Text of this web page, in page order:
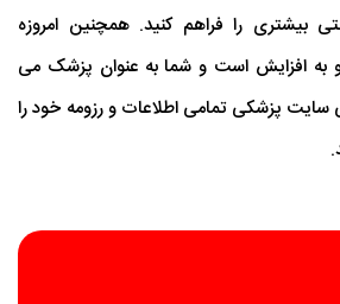
بیشتری را فراهم کنید. همچنین امروزه
به افزایش است و شما به عنوان پزشک می
سایت پزشکی تمامی اطلاعات و رزومه خود را